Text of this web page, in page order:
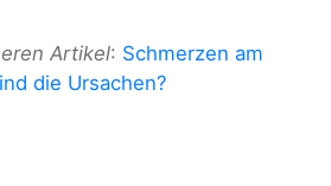
Artikel: Schmerzen am
die Ursachen?